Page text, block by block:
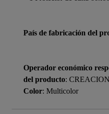
País de fabricación del
Operador económico
del producto:
Color: Multicolor